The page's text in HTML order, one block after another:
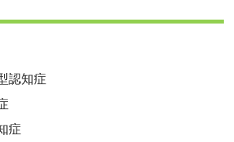
認知症
症